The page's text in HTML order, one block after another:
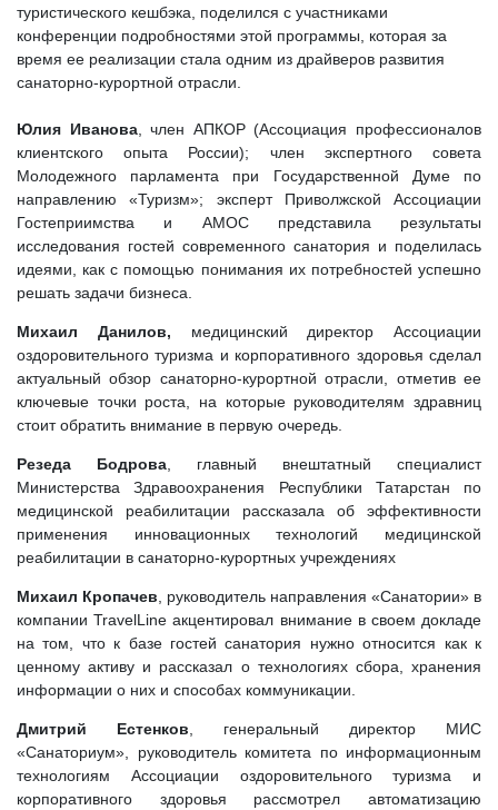
туристического кешбэка, поделился с участниками
конференции подробностями этой программы, которая за
время ее реализации стала одним из драйверов развития
санаторно-курортной отрасли.
Юлия Иванова, член АПКОР (Ассоциация профессионалов
клиентского опыта России); член экспертного совета
Молодежного парламента при Государственной Думе по
направлению «Туризм»; эксперт Приволжской Ассоциации
Гостеприимства и АМОС представила результаты
исследования гостей современного санатория и поделилась
идеями, как с помощью понимания их потребностей успешно
решать задачи бизнеса.
Михаил Данилов, медицинский директор Ассоциации
оздоровительного туризма и корпоративного здоровья сделал
актуальный обзор санаторно-курортной отрасли, отметив ее
ключевые точки роста, на которые руководителям здравниц
стоит обратить внимание в первую очередь.
Резеда Бодрова , главный внештатный специалист
Министерства Здравоохранения Республики Татарстан по
медицинской реабилитации рассказала об эффективности
применения инновационных технологий медицинской
реабилитации в санаторно-курортных учреждениях
Михаил Кропачев , руководитель направления «Санатории» в
компании TravelLine акцентировал внимание в своем докладе
на том, что к базе гостей санатория нужно относится как к
ценному активу и рассказал о технологиях сбора, хранения
информации о них и способах коммуникации.
Дмитрий Естенков , генеральный директор МИС
«Санаториум», руководитель комитета по информационным
технологиям Ассоциации оздоровительного туризма и
корпоративного здоровья рассмотрел автоматизацию